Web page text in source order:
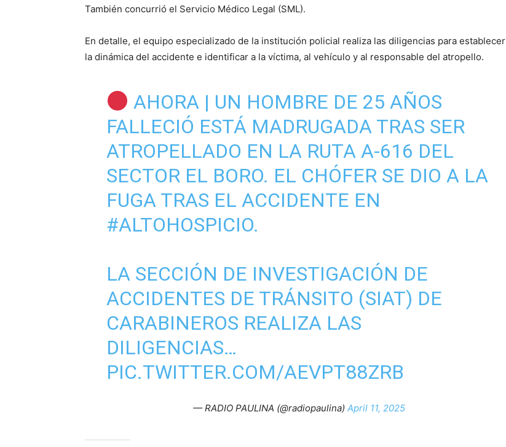
También concurrió el Servicio Médico Legal (SML).
En detalle, el equipo especializado de la institución policial realiza las diligencias para establecer
la dinámica del accidente e identificar a la víctima, al vehículo y al responsable del atropello.
AHORA | UN HOMBRE DE 25 AÑOS
FALLECIÓ ESTÁ MADRUGADA TRAS SER
ATROPELLADO EN LA RUTA A-616 DEL
SECTOR EL BORO. EL CHÓFER SE DIO A LA
FUGA TRAS EL ACCIDENTE EN
#ALTOHOSPICIO.
LA SECCIÓN DE INVESTIGACIÓN DE
ACCIDENTES DE TRÁNSITO (SIAT) DE
CARABINEROS REALIZA LAS
DILIGENCIAS…
PIC.TWITTER.COM/AEVPT88ZRB
— RADIO PAULINA (@radiopaulina) April 11, 2025